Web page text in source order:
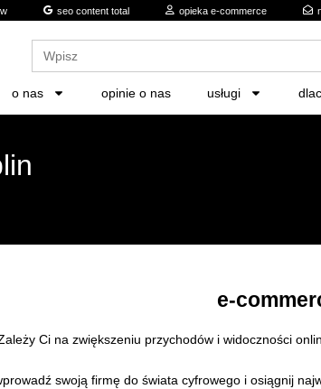
seo content total opieka e-commerce
Search
for:
o nas opinie o nas usługi
e-
Ci na zwiększeniu przychodów i widoczności
swoją firmę do świata cyfrowego i osiągnij